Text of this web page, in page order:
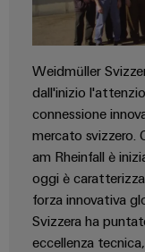
Weidmüller
dall'inizio
connessione
mercato svizzero.
am Rheinfall è
oggi è
forza innovativa
Svizzera ha
eccellenza